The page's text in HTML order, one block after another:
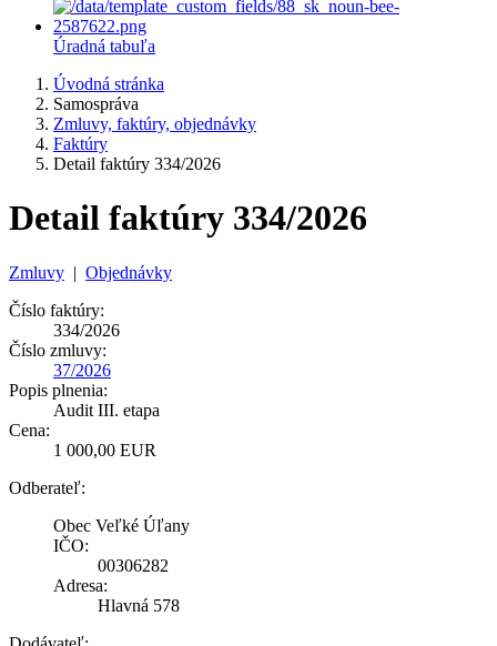
Úradná tabuľa
Úvodná stránka
Samospráva
Zmluvy, faktúry, objednávky
Faktúry
Detail faktúry 334/2026
Detail faktúry 334/2026
Zmluvy | Objednávky
Číslo faktúry:
334/2026
Číslo zmluvy:
37/2026
Popis plnenia:
Audit III. etapa
Cena:
1 000,00 EUR
Odberateľ:
Obec Veľké Úľany
IČO:
00306282
Adresa:
Hlavná 578